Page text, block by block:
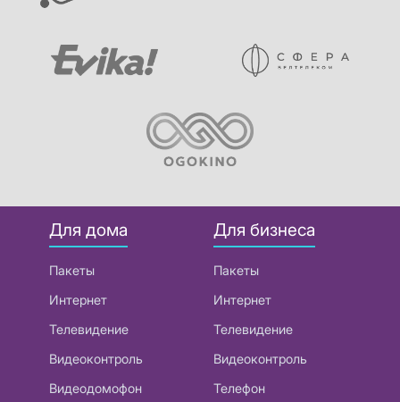
Для дома
Пакеты
Интернет
Телевидение
Видеоконтроль
Видеодомофон
Для бизнеса
Пакеты
Интернет
Телевидение
Видеоконтроль
Телефон